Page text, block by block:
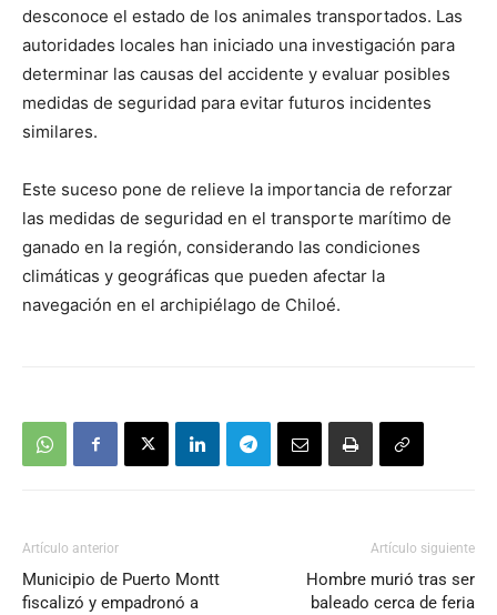
desconoce el estado de los animales transportados. Las
autoridades locales han iniciado una investigación para
determinar las causas del accidente y evaluar posibles
medidas de seguridad para evitar futuros incidentes
similares.
Este suceso pone de relieve la importancia de reforzar
las medidas de seguridad en el transporte marítimo de
ganado en la región, considerando las condiciones
climáticas y geográficas que pueden afectar la
navegación en el archipiélago de Chiloé.
Artículo anterior
Municipio de Puerto Montt
fiscalizó y empadronó a
Artículo siguiente
Hombre murió tras ser
baleado cerca de feria